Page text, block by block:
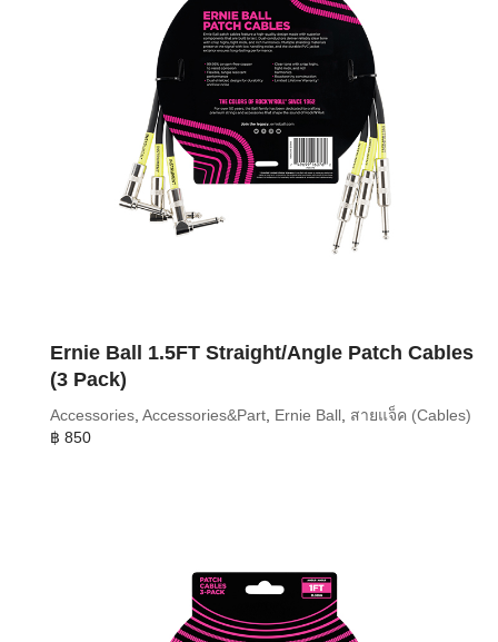
Ernie Ball 1.5FT Straight/Angle Patch Cables
(3 Pack)
Accessories Accessories&Part Ernie Ball สายแจ็ค (Cables)
฿ 850